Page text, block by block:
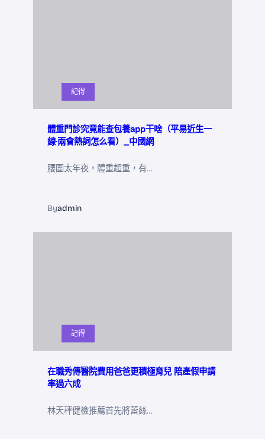
記得
體重門診究竟能查包養app干啥（平易近生一
線·兩會熱詞怎么看）_中國網
腰圍太年夜，體重超重，有…
Byadmin
記得
在職秀傳醫院費用爸爸更積極育兒 陪產假申請
率過六成
林天秤健檢推薦首先將蕾絲…